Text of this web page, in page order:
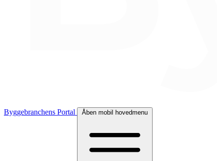
Byggebranchens Portal Åben mobil hovedmenu